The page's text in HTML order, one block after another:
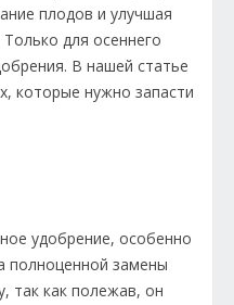
плодов и улучшая
для осеннего
В нашей статье
которые нужно запасти
удобрение, особенно
полноценной замены
так как полежав, он